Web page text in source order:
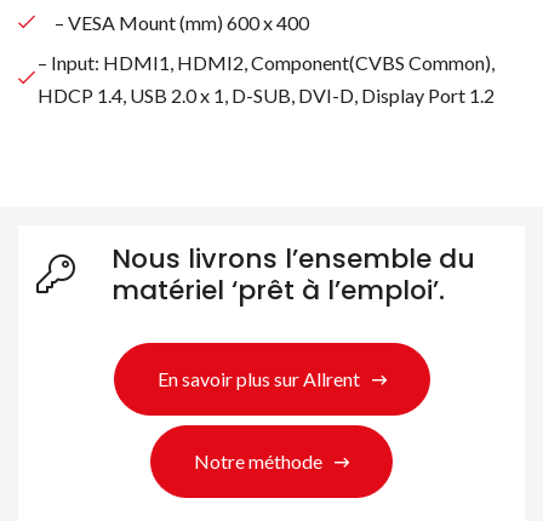
– VESA Mount (mm) 600 x 400
– Input: HDMI1, HDMI2, Component(CVBS Common),
HDCP 1.4, USB 2.0 x 1, D-SUB, DVI-D, Display Port 1.2
Nous livrons l’ensemble du
matériel ‘prêt à l’emploi’.
En savoir plus sur Allrent
Notre méthode
Rechercher des produits